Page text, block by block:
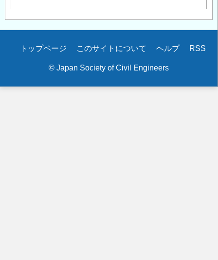
Secondary
トップページ このサイトについて ヘルプ RSS
© Japan Society of Civil Engineers